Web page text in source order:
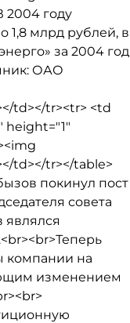
2004 году
1,8 млрд рублей, в
за 2004 год
ОАО
td></tr><tr> <td
height="1"
td></tr></table>
покинул пост
совета
компании на
изменением